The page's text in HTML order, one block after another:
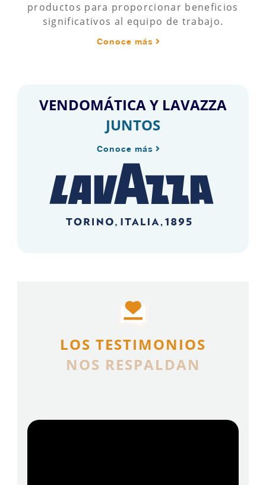
productos para proporcionar beneficios
significativos al equipo de trabajo.
Conoce más
VENDOMÁTICA Y LAVAZZA
JUNTOS
Conoce más
LOS TESTIMONIOS
NOS RESPALDAN